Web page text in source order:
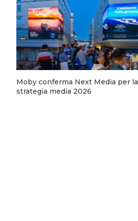
Moby conferma Next Media per la
strategia media 2026